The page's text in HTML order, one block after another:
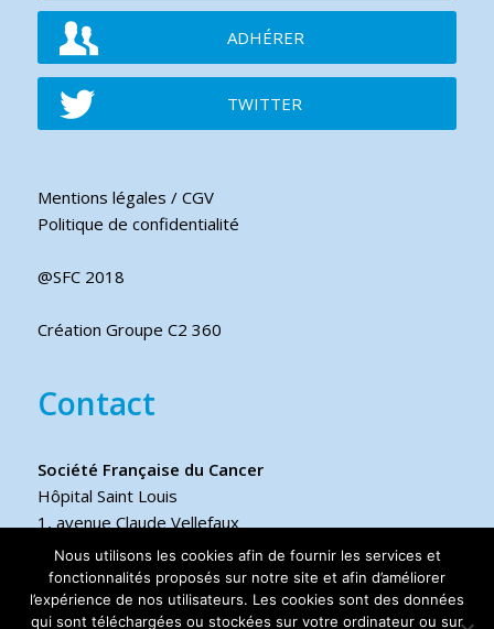
ADHÉRER
TWITTER
Mentions légales / CGV
Politique de confidentialité
@SFC 2018
Création Groupe C2 360
Contact
Société Française du Cancer
Hôpital Saint Louis
1, avenue Claude Vellefaux
75475 Paris cedex 10 FRANCE
Téléphone
Nous utilisons les cookies afin de fournir les services et
fonctionnalités proposés sur notre site et afin d’améliorer
l’expérience de nos utilisateurs. Les cookies sont des données
qui sont téléchargées ou stockées sur votre ordinateur ou sur